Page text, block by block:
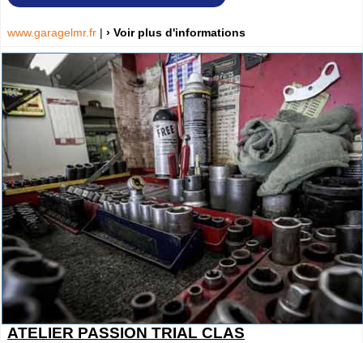
www.garagelmr.fr | › Voir plus d'informations
ATELIER PASSION TRIAL CLAS